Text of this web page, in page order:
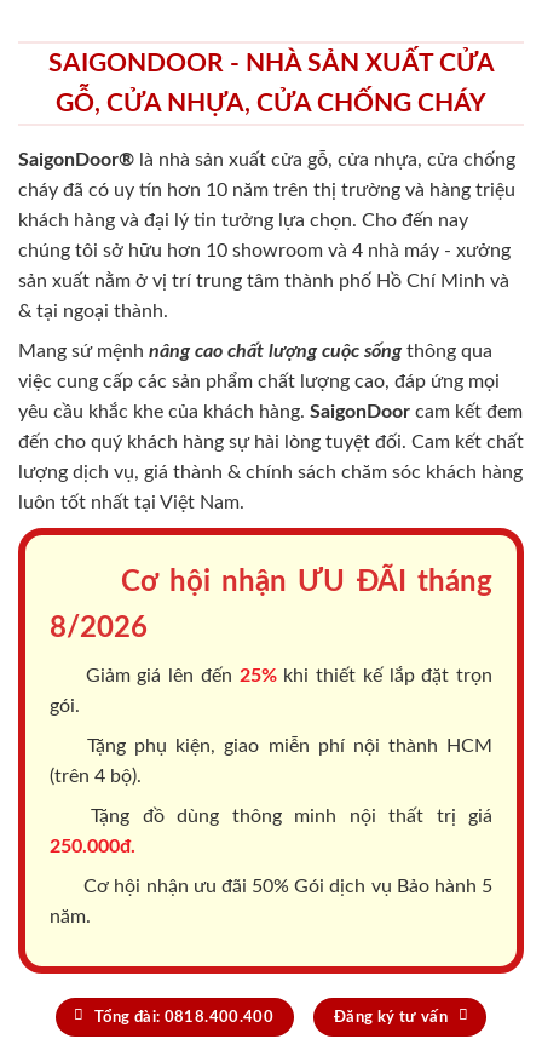
SAIGONDOOR - NHÀ SẢN XUẤT CỬA
GỖ, CỬA NHỰA, CỬA CHỐNG CHÁY
SaigonDoor® là nhà sản xuất cửa gỗ, cửa nhựa, cửa chống
cháy đã có uy tín hơn 10 năm trên thị trường và hàng triệu
khách hàng và đại lý tin tưởng lựa chọn. Cho đến nay
chúng tôi sở hữu hơn 10 showroom và 4 nhà máy - xưởng
sản xuất nằm ở vị trí trung tâm thành phố Hồ Chí Minh và
& tại ngoại thành.
Mang sứ mệnh nâng cao chất lượng cuộc sốngthông qua
việc cung cấp các sản phẩm chất lượng cao, đáp ứng mọi
yêu cầu khắc khe của khách hàng. SaigonDoor cam kết đem
đến cho quý khách hàng sự hài lòng tuyệt đối. Cam kết chất
lượng dịch vụ, giá thành & chính sách chăm sóc khách hàng
luôn tốt nhất tại Việt Nam.
Cơ hội nhận ƯU ĐÃI tháng
8/2026
Giảm giá lên đến 25%khi thiết kế lắp đặt trọn
gói.
Tặng phụ kiện, giao miễn phí nội thành HCM
(trên 4 bộ).
Tặng đồ dùng thông minh nội thất trị giá
250.000đ.
Cơ hội nhận ưu đãi 50% Gói dịch vụ Bảo hành 5
năm.
Tổng đài: 0818.400.400 Đăng ký tư vấn